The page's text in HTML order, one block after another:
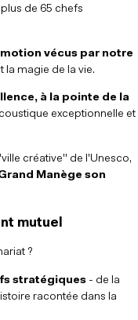
de 65 chefs
vécus par notre
la magie de la vie.
à la pointe de la
exceptionnelle et
créative" de l'Unesco,
Manège son
mutuel
?
stratégiques - de la
racontée dans la